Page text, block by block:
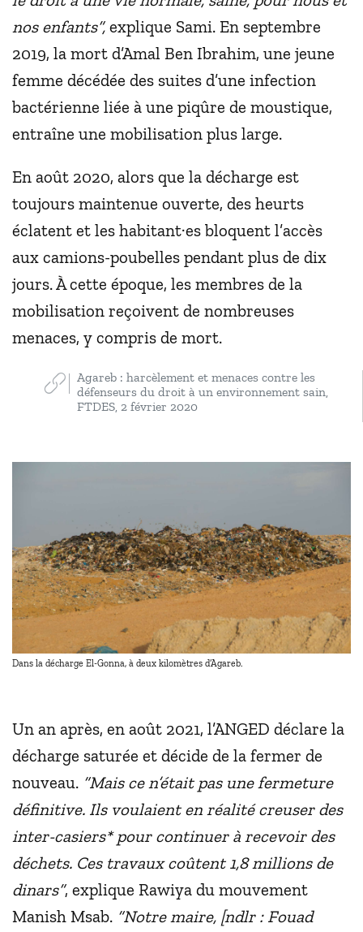
nos enfants”, explique Sami. En septembre
2019, la mort d’Amal Ben Ibrahim, une jeune
femme décédée des suites d’une infection
bactérienne liée à une piqûre de moustique,
entraîne une mobilisation plus large.
En août 2020, alors que la décharge est
toujours maintenue ouverte, des heurts
éclatent et les habitant·es bloquent l’accès
aux camions-poubelles pendant plus de dix
jours. À cette époque, les membres de la
mobilisation reçoivent de nombreuses
menaces, y compris de mort.
Agareb : harcèlement et menaces contre les
défenseurs du droit à un environnement sain,
FTDES, 2 février 2020
Dans la décharge El-Gonna, à deux kilomètres d’Agareb.
Un an après, en août 2021, l’ANGED déclare la
décharge saturée et décide de la fermer de
nouveau. “Mais ce n’était pas une fermeture
définitive. Ils voulaient en réalité creuser des
inter-casiers* pour continuer à recevoir des
déchets. Ces travaux coûtent 1,8 millions de
dinars”, explique Rawiya du mouvement
Manish Msab. “Notre maire, [ndlr : Fouad